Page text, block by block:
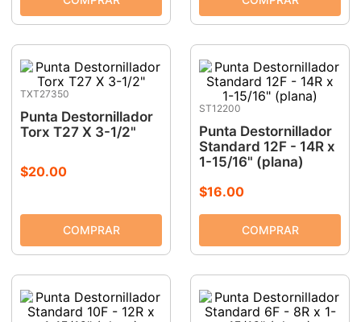
TXT27350
Punta Destornillador
Torx T27 X 3-1/2"
$20.00
ST12200
Punta Destornillador
Standard 12F - 14R x
1-15/16" (plana)
$16.00